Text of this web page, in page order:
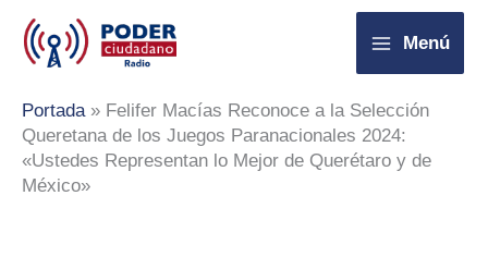
contenido
Menú
Portada» Felifer Macías Reconoce a la Selección
Queretana de los Juegos Paranacionales 2024:
«Ustedes Representan lo Mejor de Querétaro y de
México»